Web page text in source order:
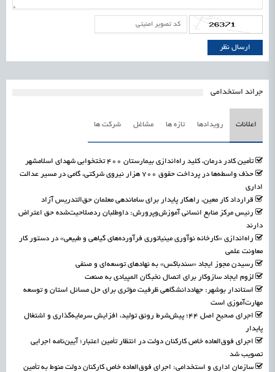
جرائد استخدامی
اعلانات رویدادها تازه ها مشاغل شرکت ها
تأمین کادر درمان، کلید راه‌اندازی بیمارستان ۴۰۰ تختخوابی شهدای اسلامشهر
حذف واسطه‌ها در پرداخت حقوق ۷۰۰ هزار نیروی شرکتی، گامی در مسیر عدالت
اداری
قرارداد کار معین، راهکار پایدار برای ساماندهی معلمان حق‌التدریس آزاد
رئیس مرکز منابع انسانی آموزش‌وپرورش: داوطلبان ردصلاحیت‌شده حق اعتراض
دارند
راه‌اندازی «کارخانه نوآوری مینیاتوری فرآورده‌های گیاهی و طبیعی» در دستور کار
معاونت علمی
رسیدن مجوز ایجاد «سندباکس» به نهادهای توسعه‌ای و صنفی
لزوم ایجاد سازوکار برای اتصال نخبگان المپیادی به صنعت
استاندار بوشهر: جهاددانشگاهی ظرفیت مؤثری برای حل مسائل استان و توسعه
مهارت‌آموزی است
اجرای صحیح اصل ۴۴؛ پیش‌شرط رونق تولید، افزایش سرمایه‌گذاری و اشتغال
پایدار
اجرای فوق‌العاده خاص کارکنان دولت در انتظار تأمین اعتبار؛ آیین‌نامه اجرایی
تصویب شد
سازمان اداری و استخدامی: اجرای فوق‌العاده خاص کارکنان دولت منوط به تأمین